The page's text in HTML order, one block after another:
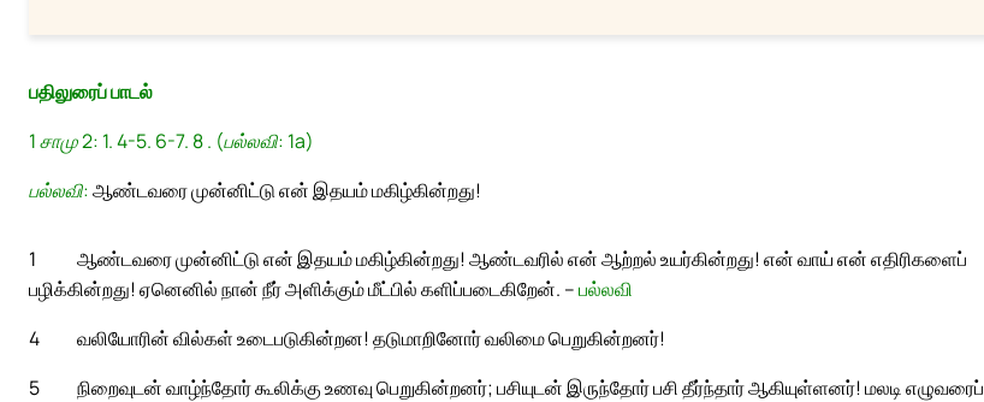
பதிலுரைப் பாடல்
1 சாமு 2: 1. 4-5. 6-7. 8 . (பல்லவி: 1a)
பல்லவி:ஆண்டவரை முன்னிட்டு என் இதயம் மகிழ்கின்றது!
1
ஆண்டவரை முன்னிட்டு என் இதயம் மகிழ்கின்றது! ஆண்டவரில் என் ஆற்றல் உயர்கின்றது! என் வாய் என் எதிரிகளைப்
பழிக்கின்றது! ஏனெனில் நான் நீர் அளிக்கும் மீட்பில் களிப்படைகிறேன். –பல்லவி
4
வலியோரின் வில்கள் உடைபடுகின்றன! தடுமாறினோர் வலிமை பெறுகின்றனர்!
5
நிறைவுடன் வாழ்ந்தோர் கூலிக்கு உணவு பெறுகின்றனர்; பசியுடன் இருந்தோர் பசி தீர்ந்தார் ஆகியுள்ளனர்! மலடி எழுவரைப்